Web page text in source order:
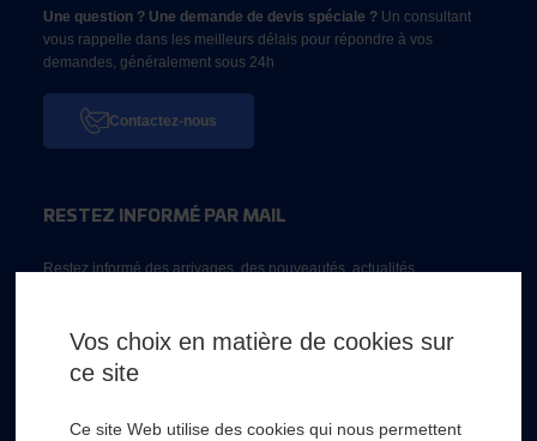
Une question ? Une demande de devis spéciale ? Un consultant
vous rappelle dans les meilleurs délais pour répondre à vos
demandes, généralement sous 24h
Contactez-nous
RESTEZ INFORMÉ PAR MAIL
Restez informé des arrivages, des nouveautés, actualités...
Vos choix en matière de cookies sur
ce site
Ce site Web utilise des cookies qui nous permettent